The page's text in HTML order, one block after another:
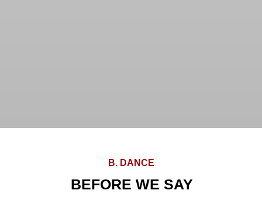
B. DANCE
BEFORE WE SAY